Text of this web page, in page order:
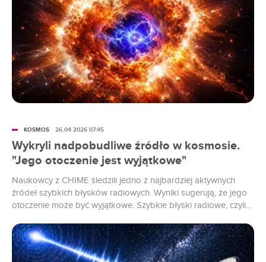
głównie przedmiotem symulacji. Okazuje się, że jej
niewyobrażalną moc mógł napędzać ukryty silnik. To...
Wykryli nadpobudliwe źródło w kosmosie.
"Jego otoczenie jest wyjątkowe"
Naukowcy z CHIME śledzili jedno z najbardziej aktywnych
źródeł szybkich błysków radiowych. Wyniki sugerują, że jego
otoczenie może być wyjątkowe. Szybkie błyski radiowe, czyli
sygnałów we współczesnej astronomii. Trwają zaledwie ułamki
sekundy, potrafią być piekielnie jasne w falach radiowych i
wciąż nie mają jednego pewnego wyjaśnienia. Najnowszy...
KOSMOS 26.04.2026 07:45